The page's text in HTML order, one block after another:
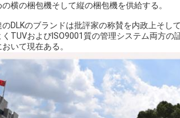
の横の梱包機そして縦の梱包機を供給する。
のDLKのブランドは批評家の称賛を内政上そ
くTUVおよびISO9001質の管理システム両方の
いて現在ある。